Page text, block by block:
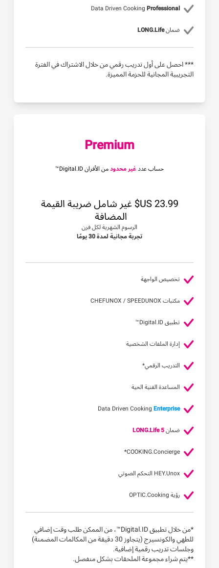
Data Driven Cooking Professional
ضمانLONG.Life
*** احصل على أول تدريب رقمي من خلال الاشتراك في الفترة
التجريبية المجانية للحزمة المميزة.
Premium
حساب عدد غير محدود من الأفران Digital.ID™
‏23.99 US$ غير شامل ضريبة القيمة
المضافة
الرسوم الشهرية لكل فرن
تجربة مجانية لمدة 30 يومًا
تخصيص الواجهة
مكتبات CHEFUNOX / SPEEDUNOX
تطبيق Digital.ID™
إدارة الملفات الشخصية
التدريب الرقمي*
المساعدة الفنية الحية
Data Driven Cooking Enterprise
ضمان LONG.Life 5
COOKING.Concierge*
HEY.Unox التحكم الصوتي
رؤية OPTIC.Cooking
*من خلال تطبيق Digital.ID™، من الممكن طلب وقت إضافي
للطهي والكونسيرج (يتجاوز 30 دقيقة من المكالمات المضمنة)
وجلسات تدريب رقمية إضافية.
**يتم شراء مجموعة الملحقات بشكل منفصل.